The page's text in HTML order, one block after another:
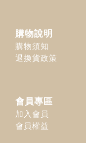
購物說明
購物須知
退換貨政策
會員專區
加入會員
會員權益